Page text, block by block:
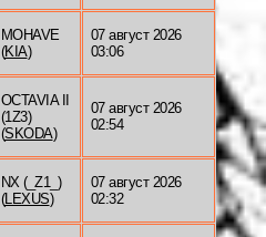
MOHAVE
(KIA)
07 август 2026
03:06
OCTAVIA II
(1Z3)
(SKODA)
07 август 2026
02:54
NX (_Z1_)
(LEXUS)
07 август 2026
02:32